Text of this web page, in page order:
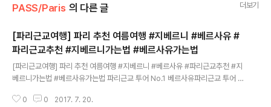
PASS/Paris 의 다른 글 더보기
[파리근교여행] 파리 추천 여름여행 #지베르니 #베르사유 #
파리근교추천 #지베르니가는법 #베르사유가는법
[파리근교여행] 파리 추천 여름여행 #지베르니 #베르사유 #파리근교추천 #지
베르니가는법 #베르사유가는법 파리근교 투어 No.1 베르사유파리근교 투어 N
지로, 여름에만 갈 수 있는 곳이 있죠?아름다운 수련을 직접 만날 수 있는 곳!바
0 0 2017. 7. 20.